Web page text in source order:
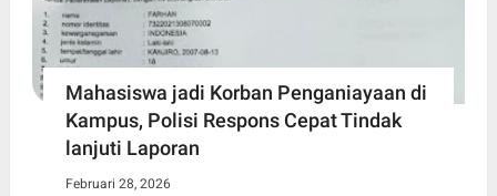
Mahasiswa jadi Korban Penganiayaan di
Kampus, Polisi Respons Cepat Tindak
lanjuti Laporan
Februari 28, 2026